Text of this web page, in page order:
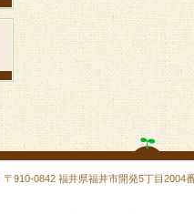
〒910-0842 福井県福井市開発5丁目2004